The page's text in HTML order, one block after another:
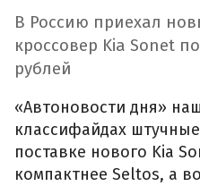
В Россию приехал
кроссовер Kia Sonet
рублей
«Автоновости дня»
классифайдах
поставке нового Kia
компактнее Seltos, а